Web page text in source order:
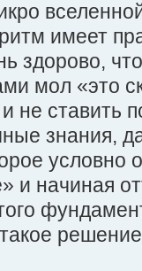
имеет
здорово,
мол «это
не ставить
знания,
и начиная